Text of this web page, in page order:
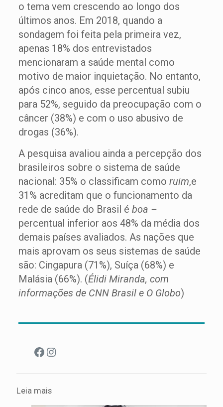
o tema vem crescendo ao longo dos
últimos anos. Em 2018, quando a
sondagem foi feita pela primeira vez,
apenas 18% dos entrevistados
mencionaram a saúde mental como
motivo de maior inquietação. No entanto,
após cinco anos, esse percentual subiu
para 52%, seguido da preocupação com o
câncer (38%) e com o uso abusivo de
drogas (36%).
A pesquisa avaliou ainda a percepção dos
brasileiros sobre o sistema de saúde
nacional: 35% o classificam como ruim,e
31% acreditam que o funcionamento da
rede de saúde do Brasil é boa –
percentual inferior aos 48% da média dos
demais países avaliados. As nações que
mais aprovam os seus sistemas de saúde
são: Cingapura (71%), Suíça (68%) e
Malásia (66%). (Élidi Miranda, com
informações de CNN Brasil e O Globo)
Facebook
Instagram
Leia mais